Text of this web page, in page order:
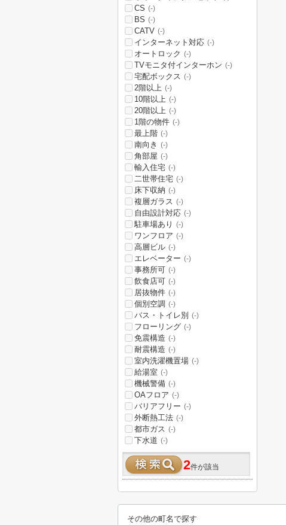
CS (-)
BS (-)
CATV (-)
インターネット対応 (-)
オートロック (-)
TVモニタ付インターホン (-)
宅配ボックス (-)
2階以上 (-)
10階以上 (-)
20階以上 (-)
1階の物件 (-)
最上階 (-)
南向き (-)
角部屋 (-)
輸入住宅 (-)
二世帯住宅 (-)
床下収納 (-)
複層ガラス (-)
自由設計対応 (-)
駐車場あり (-)
ワンフロア (-)
高層ビル (-)
エレベーター (-)
事務所可 (-)
飲食店可 (-)
居抜物件 (-)
個別空調 (-)
バス・トイレ別 (-)
フローリング (-)
免震構造 (-)
耐震構造 (-)
室内洗濯機置場 (-)
給湯室 (-)
機械警備 (-)
OAフロア (-)
バリアフリー (-)
外断熱工法 (-)
都市ガス (-)
下水道 (-)
2件が該当
その他の町名で探す